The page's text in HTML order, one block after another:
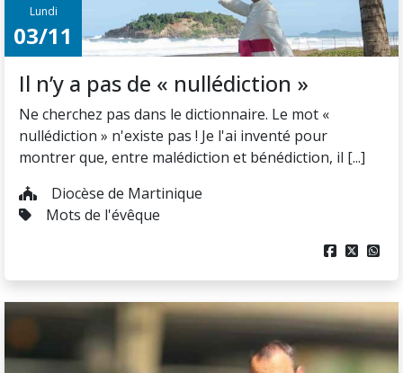
Lundi
03/11
Il n’y a pas de « nullédiction »
Ne cherchez pas dans le dictionnaire. Le mot «
nullédiction » n'existe pas ! Je l'ai inventé pour
montrer que, entre malédiction et bénédiction, il [...]
Diocèse de Martinique
Mots de l'évêque
  